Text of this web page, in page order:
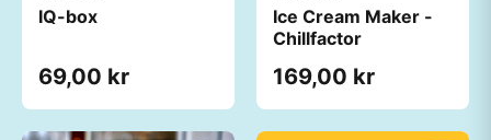
IQ-box
69,00 kr
Ice Cream Maker -
Chillfactor
169,00 kr